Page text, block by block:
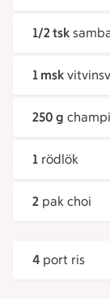
1/2 tsk
1 msk
250 g
1 rödlök
2 pak choi
4 port ris